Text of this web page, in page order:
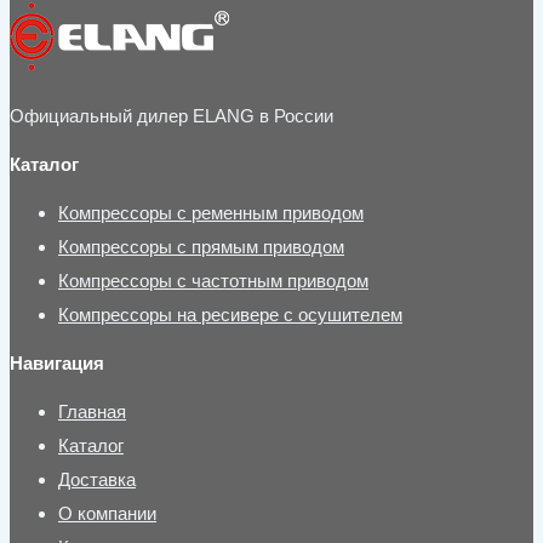
Официальный дилер ELANG в России
Каталог
Компрессоры с ременным приводом
Компрессоры с прямым приводом
Компрессоры с частотным приводом
Компрессоры на ресивере с осушителем
Навигация
Главная
Каталог
Доставка
О компании